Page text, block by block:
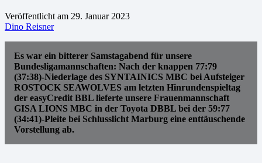
Veröffentlicht am 29. Januar 2023
Dino Reisner
Es war ein bitterer Samstagabend für unsere
Bundesligamannschaften: Nach der knappen 77:79
(37:38)-Niederlage des SYNTAINICS MBC bei Aufsteiger
ROSTOCK SEAWOLVES am letzten Hinrundenspieltag
der easyCredit BBL lieferte unsere Frauenmannschaft
GISA LIONS MBC in der Toyota DBBL bei der 59:77
(34:41)-Pleite bei Schlusslicht Marburg eine enttäuschende
Vorstellung ab.